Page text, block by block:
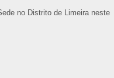
no Distrito de Limeira neste